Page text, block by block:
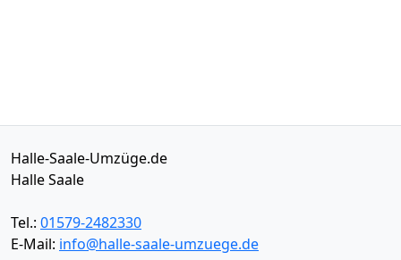
Halle-Saale-Umzüge.de
Halle Saale
Tel.: 01579-2482330
E-Mail: info@halle-saale-umzuege.de